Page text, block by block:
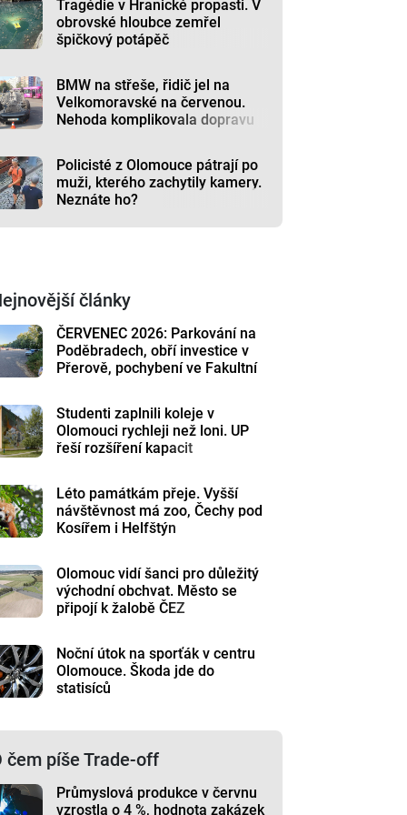
Tragédie v Hranické propasti. V
obrovské hloubce zemřel
špičkový potápěč
BMW na střeše, řidič jel na
Velkomoravské na červenou.
Nehoda komplikovala dopravu
Policisté z Olomouce pátrají po
muži, kterého zachytily kamery.
Neznáte ho?
články
ČERVENEC 2026: Parkování na
Poděbradech, obří investice v
Přerově, pochybení ve Fakultní
Studenti zaplnili koleje v
Olomouci rychleji než loni. UP
řeší rozšíření kapacit
Léto památkám přeje. Vyšší
návštěvnost má zoo, Čechy pod
Kosířem i Helfštýn
Olomouc vidí šanci pro důležitý
východní obchvat. Město se
připojí k žalobě ČEZ
Noční útok na sporťák v centru
Olomouce. Škoda jde do
statisíců
čem píše Trade-off
Průmyslová produkce v červnu
vzrostla o 4 %, hodnota zakázek